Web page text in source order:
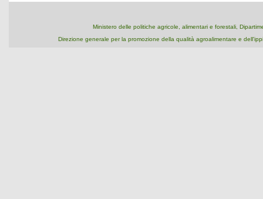
Ministero delle politiche agricole, alimentari e forestali,
Direzione generale per la promozione della qualità agroalimentare e